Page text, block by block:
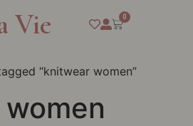
Vie 0
“knitwear women”